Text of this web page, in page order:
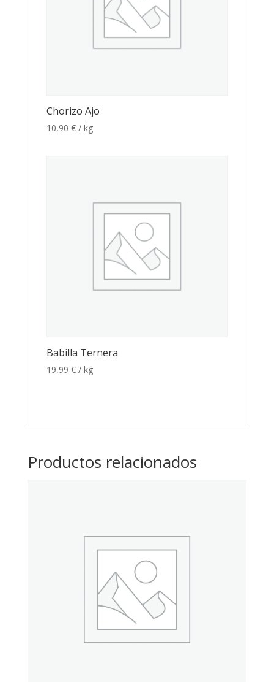
Chorizo Ajo
10,90 € / kg
Babilla Ternera
19,99 € / kg
Productos relacionados